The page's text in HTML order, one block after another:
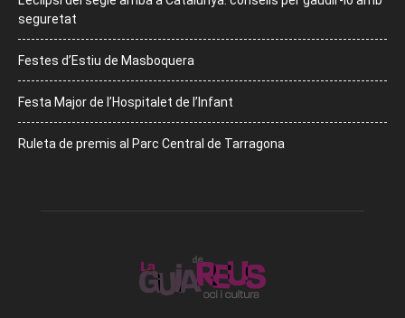
seguretat
Festes d’Estiu de Masboquera
Festa Major de l’Hospitalet de l’Infant
Ruleta de premis al Parc Central de Tarragona